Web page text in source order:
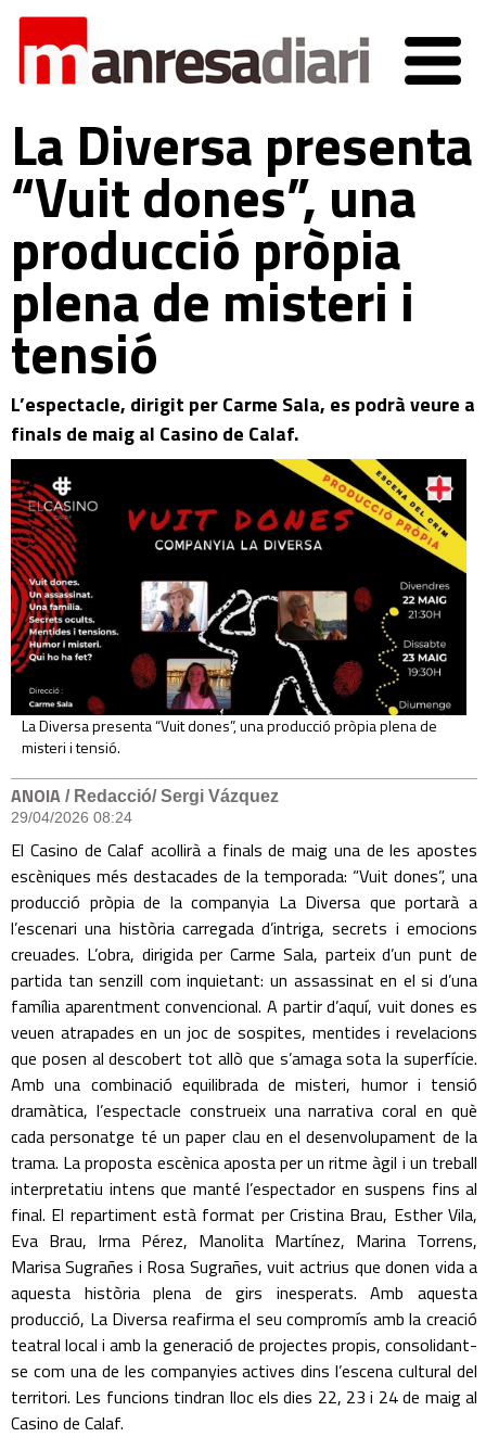
La Diversa presenta
“Vuit dones”, una
producció pròpia
plena de misteri i
tensió
L’espectacle, dirigit per Carme Sala, es podrà veure a
finals de maig al Casino de Calaf.
La Diversa presenta “Vuit dones”, una producció pròpia plena de
misteri i tensió.
ANOIA / Redacció/ Sergi Vázquez
29/04/2026 08:24
El Casino de Calaf acollirà a finals de maig una de les apostes
escèniques més destacades de la temporada: “Vuit dones”, una
producció pròpia de la companyia La Diversa que portarà a
l’escenari una història carregada d’intriga, secrets i emocions
creuades. L’obra, dirigida per Carme Sala, parteix d’un punt de
partida tan senzill com inquietant: un assassinat en el si d’una
família aparentment convencional. A partir d’aquí, vuit dones es
veuen atrapades en un joc de sospites, mentides i revelacions
que posen al descobert tot allò que s’amaga sota la superfície.
Amb una combinació equilibrada de misteri, humor i tensió
dramàtica, l’espectacle construeix una narrativa coral en què
cada personatge té un paper clau en el desenvolupament de la
trama. La proposta escènica aposta per un ritme àgil i un treball
interpretatiu intens que manté l’espectador en suspens fins al
final. El repartiment està format per Cristina Brau, Esther Vila,
Eva Brau, Irma Pérez, Manolita Martínez, Marina Torrens,
Marisa Sugrañes i Rosa Sugrañes, vuit actrius que donen vida a
aquesta història plena de girs inesperats. Amb aquesta
producció, La Diversa reafirma el seu compromís amb la creació
teatral local i amb la generació de projectes propis, consolidant-
se com una de les companyies actives dins l’escena cultural del
territori. Les funcions tindran lloc els dies 22, 23 i 24 de maig al
Casino de Calaf.